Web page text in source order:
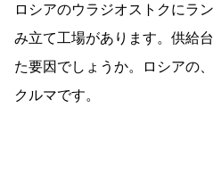
ロシアのウラジオストクにラ
み立て工場があります。供給
た要因でしょうか。ロシアの
クルマです。